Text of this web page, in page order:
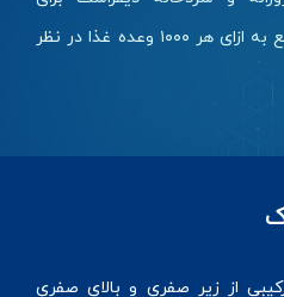
آشپزخانه صنعتی، ۱.۵ متر مربع به ازای هر ۱۰۰۰ وعده غذا در نظر
از زیر صفری و بالای صفری